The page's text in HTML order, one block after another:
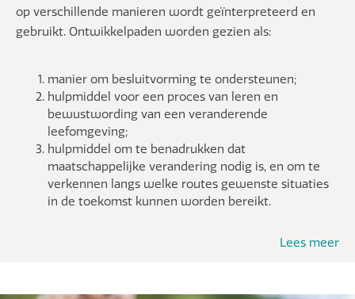
op verschillende manieren wordt geïnterpreteerd en
gebruikt. Ontwikkelpaden worden gezien als:
manier om besluitvorming te ondersteunen;
hulpmiddel voor een proces van leren en
bewustwording van een veranderende
leefomgeving;
hulpmiddel om te benadrukken dat
maatschappelijke verandering nodig is, en om te
verkennen langs welke routes gewenste situaties
in de toekomst kunnen worden bereikt.
Lees meer